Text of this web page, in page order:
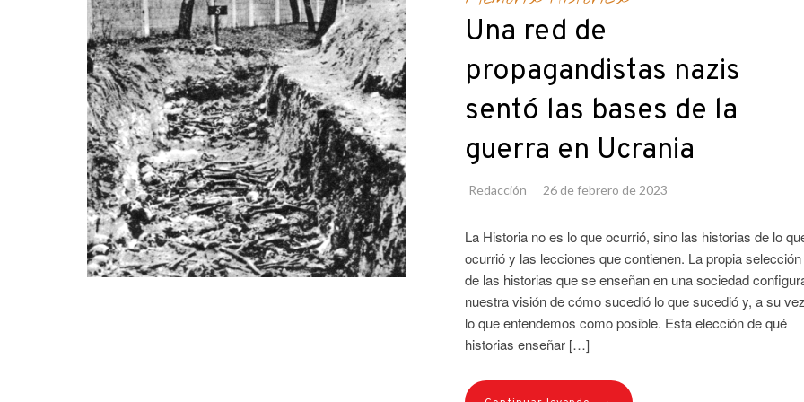
Una red de
propagandistas nazis
sentó las bases de la
guerra en Ucrania
Redacción 26 de febrero de 2023
La Historia no es lo que ocurrió, sino las historias de lo
ocurrió y las lecciones que contienen. La propia selección
de las historias que se enseñan en una sociedad
nuestra visión de cómo sucedió lo que sucedió y, a su
lo que entendemos como posible. Esta elección de qué
historias enseñar […]